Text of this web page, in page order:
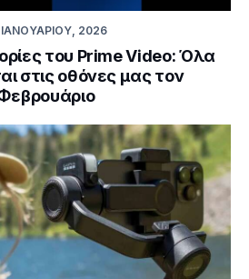
2026
του Prime Video: Όλα
στις οθόνες μας τον